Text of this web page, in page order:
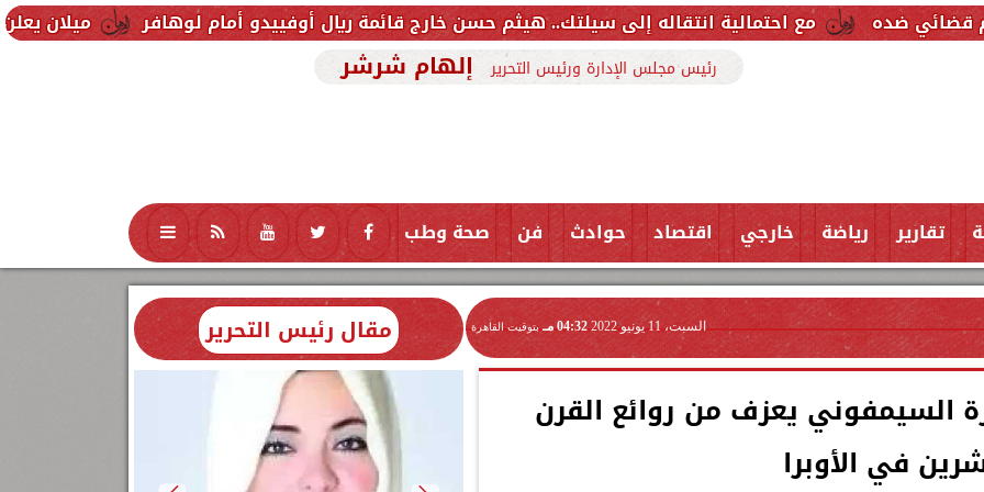
ميلان يعلن فسخ عقد مع احتمالية انتقاله إلى سيلتك.. هيثم حسن خارج قائمة ريال أوفييدو أمام لوهافر
رئيس مجلس الإدارة ورئيس التحرير إلهام شرشر
تقارير رياضة خارجي اقتصاد حوادث فن صحة وطب تكنولوجيا منوعات محافظات
السبت، 11 يونيو 2022 04:32 مـ بتوقيت القاهرة
السيمفوني يعزف من روائع القرن
في الأوبرا
مقال رئيس التحرير